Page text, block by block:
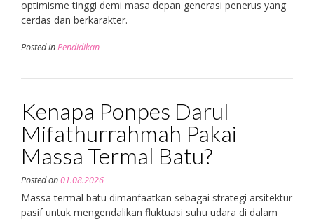
optimisme tinggi demi masa depan generasi penerus yang
cerdas dan berkarakter.
Posted inPendidikan
Kenapa Ponpes Darul
Mifathurrahmah Pakai
Massa Termal Batu?
Posted on01.08.2026
Massa termal batu dimanfaatkan sebagai strategi arsitektur
pasif untuk mengendalikan fluktuasi suhu udara di dalam